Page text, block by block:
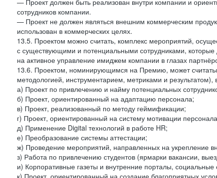
— Проект должен быть реализован внутри компании и
сотрудников компании.
— Проект не должен являться внешним коммерческим
использован в коммерческих целях.
13.5. Проектом можно считать, комплекс мероприятий,
с существующими и потенциальными сотрудниками,
на активное управление имиджем компании в глазах
13.6. Проектом, номинирующимся на Премию, может
методологией, инструментарием, метриками и результатом),
а) Проект по привлечению и найму потенциальных
б) Проект, ориентированный на адаптацию персонала;
в) Проект, реализованный по методу геймификации;
г) Проект, ориентированный на систему мотивации
д) Применение Digital технологий в работе HR;
е) Преобразование системы аттестации;
ж) Проведение мероприятий, направленных на укрепление
з) Работа по привлечению студентов (ярмарки вакансии,
и) Корпоративные газеты и внутренние порталы, социальные
к) Проект, ориентированный на создание благоприятных